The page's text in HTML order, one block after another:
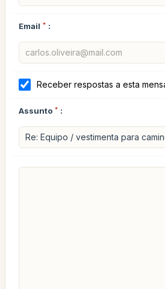
Email * :
Receber respostas a esta
Assunto * :